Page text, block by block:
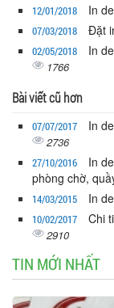
12/01/2018 In
07/03/2018 Đặt
02/05/2018 In
1766
Bài viết cũ hơn
07/07/2017 In
2736
27/10/2016
In
phòng chờ,
14/03/2015 In
10/02/2017 Chi
2910
TIN MỚI NHẤT